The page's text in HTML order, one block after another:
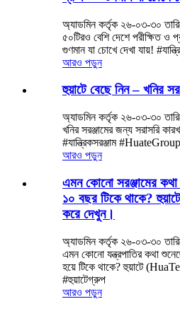
অ্যাডমিন কর্তৃক ২৬-০৩-৩০
৫০টিরও বেশি দেশে পরীক্ষিত
গুণমান যা চোখে দেখা যায়!
আরও পড়ুন
হুয়াটে বেছে নিন – খনির
অ্যাডমিন কর্তৃক ২৬-০৩-৩০
খনির সরঞ্জামের জন্য সরাসরি
#যান্ত্রিকসরঞ্জাম #HuateGroup
আরও পড়ুন
এমন কোনো সরঞ্জামের কথা
১০ বছর টিকে থাকে?
করে দেখুন।
অ্যাডমিন কর্তৃক ২৬-০৩-৩০
এমন কোনো যন্ত্রপাতির কথা
হয়ে টিকে থাকে? হুয়াটে
#হুয়াটেগ্রুপ
আরও পড়ুন